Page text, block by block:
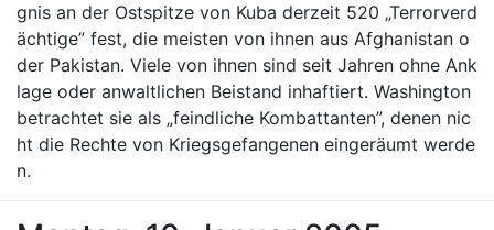
gnis an der Ostspitze von Kuba derzeit 520 „Terrorverd
ächtige” fest, die meisten von ihnen aus Afghanistan o
der Pakistan. Viele von ihnen sind seit Jahren ohne Ank
lage oder anwaltlichen Beistand inhaftiert. Washington
betrachtet sie als „feindliche Kombattanten”, denen nic
ht die Rechte von Kriegsgefangenen eingeräumt werde
n.